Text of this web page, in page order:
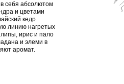
себя абсолютом
и цветами
кедр
линию нагретых
ирис и пало
и элеми в
аромат.